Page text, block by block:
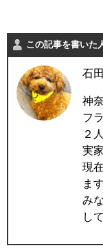
この記事を書いた
石
神
フ
２
実
現
ま
み
し